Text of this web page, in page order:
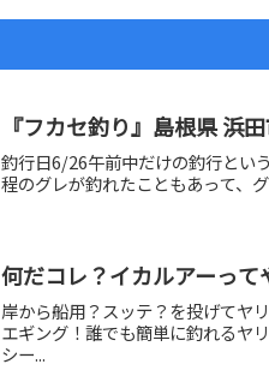
釣行日6/26午前中だけの釣行とい
程のグレが釣れたこともあって
何だコレ？イカルアーっ
岸から船用？スッテ？を投げてヤ
エギング！誰でも簡単に釣れるヤ
シー...